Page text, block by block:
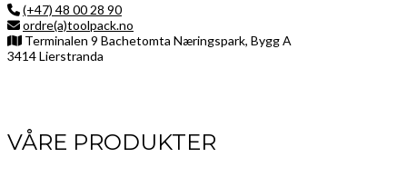
(+47) 48 00 28 90
ordre(a)toolpack.no
Terminalen 9 Bachetomta Næringspark, Bygg A
3414 Lierstranda
VÅRE PRODUKTER